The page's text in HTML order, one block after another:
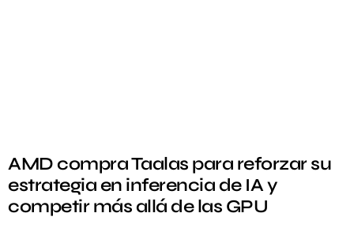
AMD compra Taalas para reforzar su
estrategia en inferencia de IA y
competir más allá de las GPU